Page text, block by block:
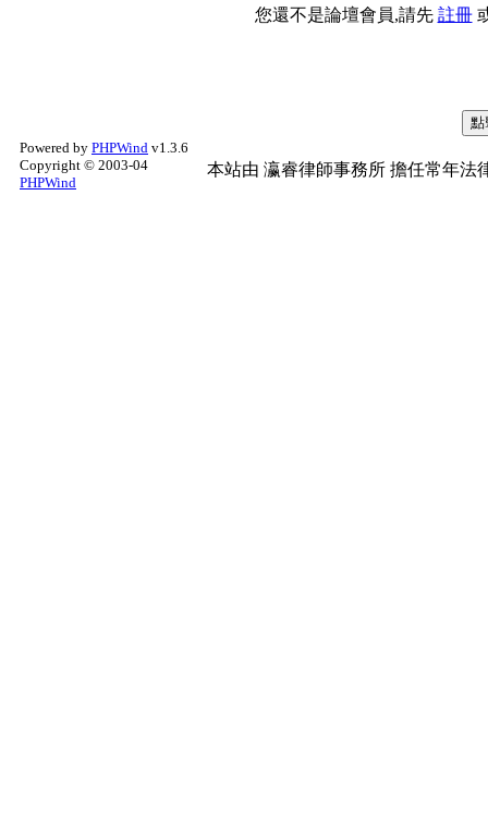
您還不是論壇會員,請先 註冊
Powered by PHPWind v1.3.6
Copyright © 2003-04
PHPWind
本站由 瀛睿律師事務所 擔任常年法